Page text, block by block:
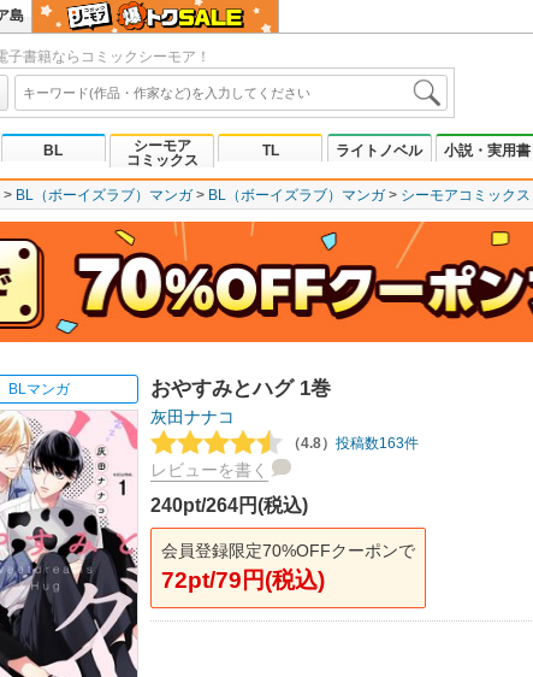
島
子書籍ならコミックシーモア！
BL
シーモア
コミックス
TL ライトノベル 小説・実用書
BL（ボーイズラブ）マンガ BL（ボーイズラブ）マンガ シーモアコミックス
BLマンガ おやすみとハグ 1巻
灰田ナナコ
（4.8） 投稿数163件
レビューを書く
240pt/264円(税込)
会員登録限定70%OFFクーポンで
72pt/79円(税込)